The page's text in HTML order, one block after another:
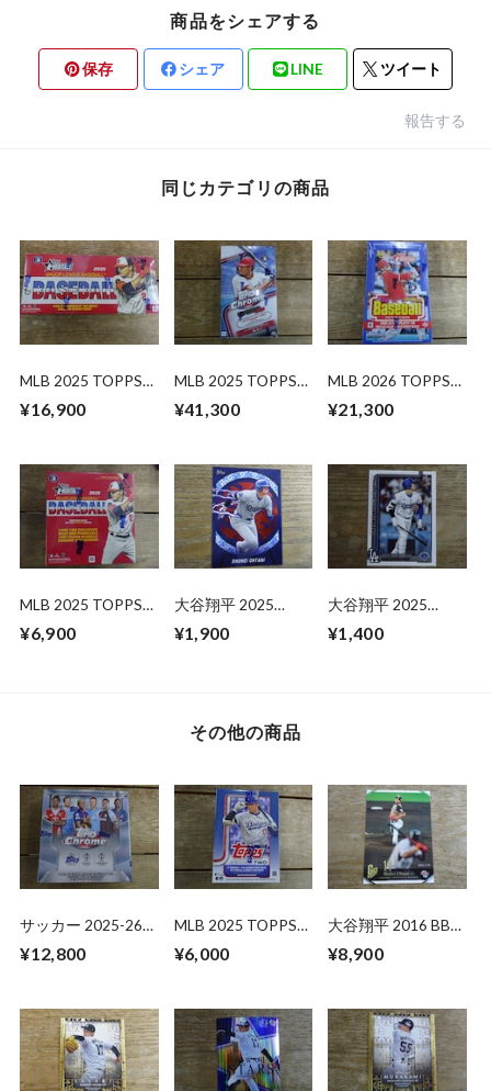
商品をシェアする
保存 シェア LINE ツイート
報告する
同じカテゴリの商品
MLB 2025 TOPPS
未開封 BOX
¥16,900
MLB 2025 TOPPS
SERIES HOBBY 未開
¥41,300
MLB 2026 TOPPS
未開封 BOX
¥21,300
MLB 2025 TOPPS
BOX 未開封 1BOX
¥6,900
大谷翔平 2025
MLB TOKYO SERIES
¥1,900
大谷翔平 2025
SERIES
¥1,400
その他の商品
サッカー 2025-26
UCC MEGA BOX 未
¥12,800
MLB 2025 TOPPS
BOX 未開封BOX
¥6,000
大谷翔平 2016 BBM
「Go Higher」球宴
¥8,900